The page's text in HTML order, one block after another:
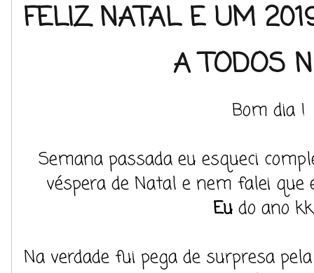
FELIZ NATAL E UM
A TODOS
Bom dia !
Semana passada eu esqueci
véspera de Natal e nem falei
Eu do ano
Na verdade fui pega de surpresa